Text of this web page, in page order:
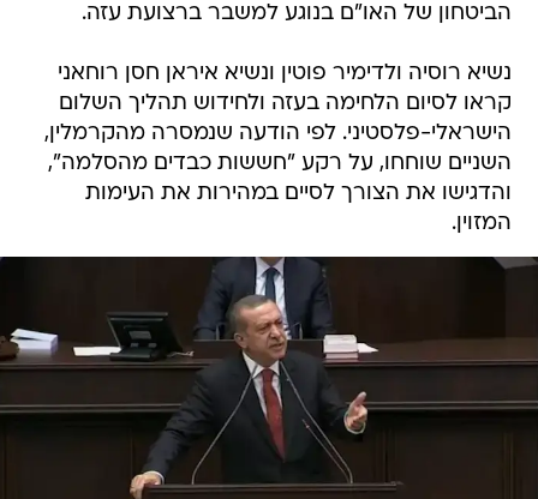
הביטחון של האו"ם בנוגע למשבר ברצועת עזה.
נשיא רוסיה ולדימיר פוטין ונשיא איראן חסן רוחאני
קראו לסיום הלחימה בעזה ולחידוש תהליך השלום
הישראלי-פלסטיני. לפי הודעה שנמסרה מהקרמלין,
השניים שוחחו, על רקע "חששות כבדים מהסלמה",
והדגישו את הצורך לסיים במהירות את העימות
המזוין.